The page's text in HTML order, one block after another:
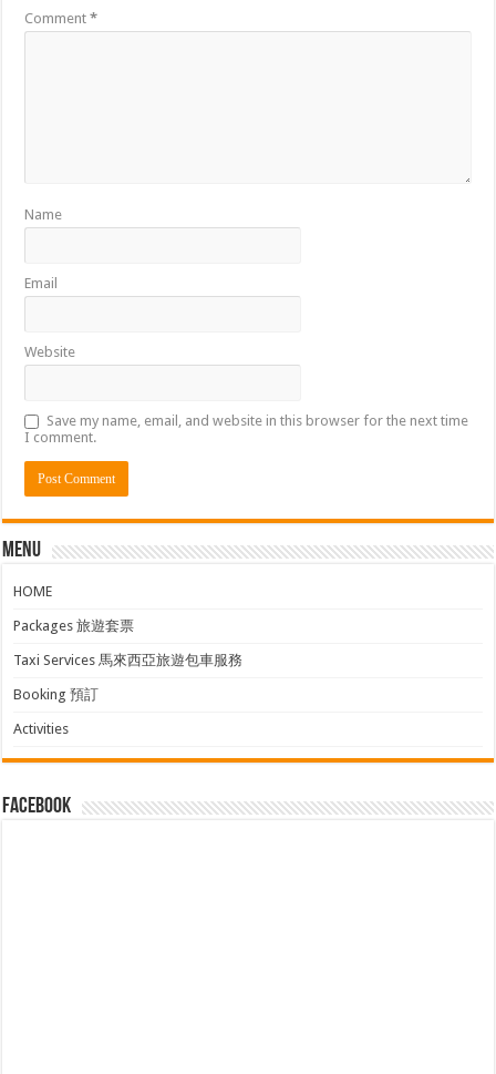
Comment*
Name
Email
Website
Save my name, email, and website in this browser for the next time
I comment.
Menu
HOME
Packages 旅遊套票
Taxi Services 馬來西亞旅遊包車服務
Booking 預訂
Activities
facebook